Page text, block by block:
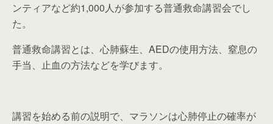
ンティアなど約1,000人が参加する普通救命講習会でし
た。
普通救命講習とは、心肺蘇生、AEDの使用方法、窒息の
手当、止血の方法などを学びます。
講習を始める前の説明で、マラソンは心肺停止の確率が